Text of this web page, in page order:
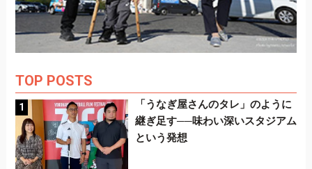
TOP POSTS
「うなぎ屋さんのタレ」のように
継ぎ足す──味わい深いスタジアム
という発想